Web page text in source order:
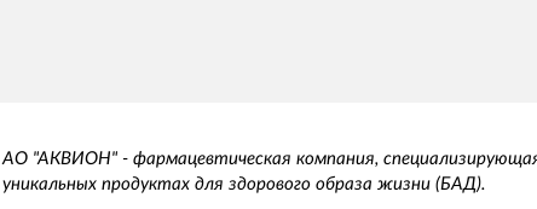
АО "АКВИОН" - фармацевтическая компания,
уникальных продуктах для здорового образа жизни (БАД).